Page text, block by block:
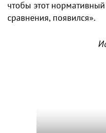
чтобы этот
сравнения, появился».